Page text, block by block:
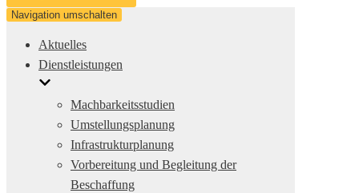
Navigation umschalten
Aktuelles
Dienstleistungen
Machbarkeitsstudien
Umstellungsplanung
Infrastrukturplanung
Vorbereitung und Begleitung der
Beschaffung